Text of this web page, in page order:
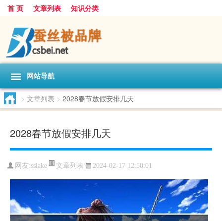
首 页 文章列表 知识分类
网站导航
> 文章列表 > 2028春节放假安排几天
2028春节放假安排几天
网友:sslake 文章列表 2024-02-17 12:50:01